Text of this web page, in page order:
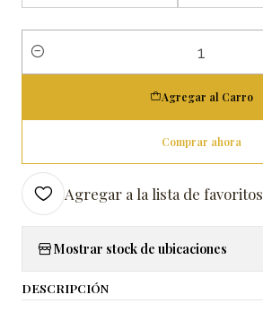
Cantidad
Agregar al Carro
Comprar ahora
Agregar a la lista de favoritos
Mostrar stock de ubicaciones
DESCRIPCIÓN